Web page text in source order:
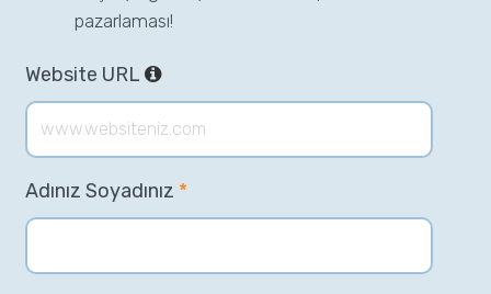
pazarlaması!
Website URL
Adınız Soyadınız *